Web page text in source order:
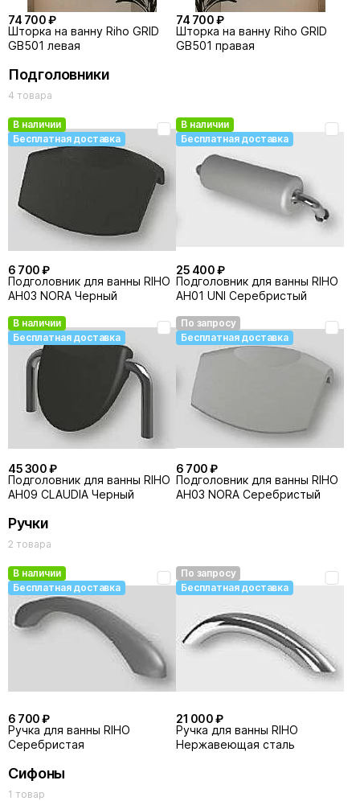
74 700 ₽
Шторка на ванну Riho GRID
GB501 левая
74 700 ₽
Шторка на ванну Riho GRID
GB501 правая
Подголовники
4 товара
В наличии
Бесплатная доставка
6 700 ₽
Подголовник для ванны RIHO
AH03 NORA Черный
В наличии
Бесплатная доставка
25 400 ₽
Подголовник для ванны RIHO
AH01 UNI Серебристый
В наличии
Бесплатная доставка
45 300 ₽
Подголовник для ванны RIHO
AH09 CLAUDIA Черный
По запросу
Бесплатная доставка
6 700 ₽
Подголовник для ванны RIHO
AH03 NORA Серебристый
Ручки
2 товара
В наличии
Бесплатная доставка
6 700 ₽
Ручка для ванны RIHO
Серебристая
По запросу
Бесплатная доставка
21 000 ₽
Ручка для ванны RIHO
Нержавеющая сталь
Сифоны
1 товар